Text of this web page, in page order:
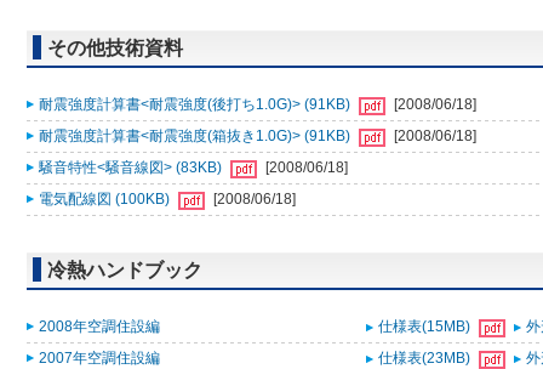
その他技術資料
耐震強度計算書<耐震強度(後打ち1.0G)> (91KB)
[2008/06/18]
耐震強度計算書<耐震強度(箱抜き1.0G)> (91KB)
[2008/06/18]
騒音特性<騒音線図> (83KB)
[2008/06/18]
電気配線図 (100KB)
[2008/06/18]
冷熱ハンドブック
2008年空調住設編 仕様表(15MB)
2007年空調住設編
仕様表(23MB)